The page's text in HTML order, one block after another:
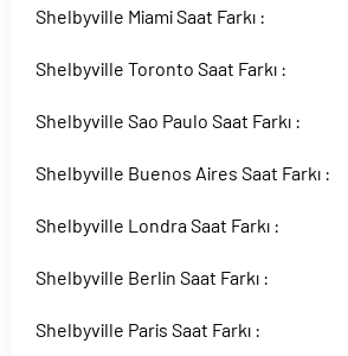
Shelbyville Miami Saat Farkı :
Shelbyville Toronto Saat Farkı :
Shelbyville Sao Paulo Saat Farkı :
Shelbyville Buenos Aires Saat Farkı :
Shelbyville Londra Saat Farkı :
Shelbyville Berlin Saat Farkı :
Shelbyville Paris Saat Farkı :